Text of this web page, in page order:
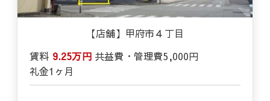
【店舗】甲府市４丁目
賃料 9.25万円 共益費・管理費5,000円
礼金1ヶ月